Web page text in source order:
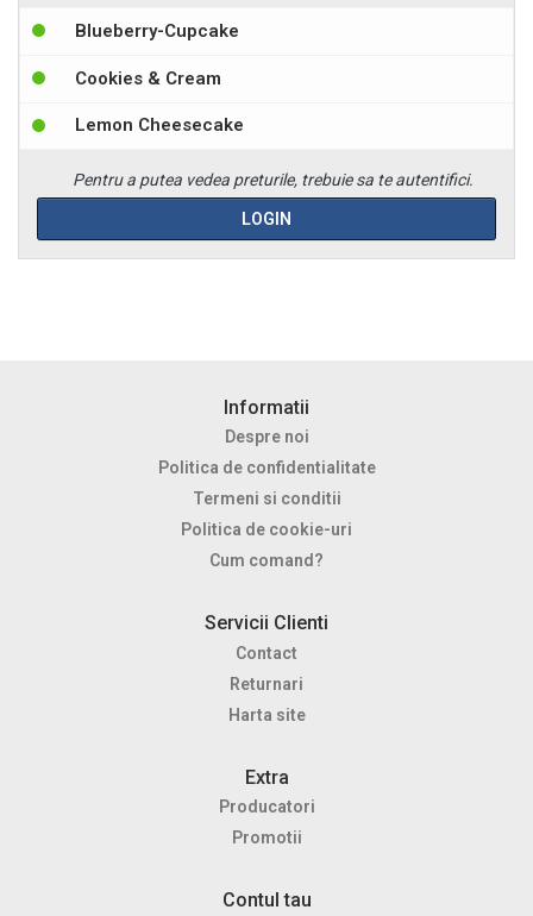
Blueberry-Cupcake
Cookies & Cream
Lemon Cheesecake
Pentru a putea vedea preturile, trebuie sa te autentifici.
LOGIN
Informatii
Despre noi
Politica de confidentialitate
Termeni si conditii
Politica de cookie-uri
Cum comand?
Servicii Clienti
Contact
Returnari
Harta site
Extra
Producatori
Promotii
Contul tau